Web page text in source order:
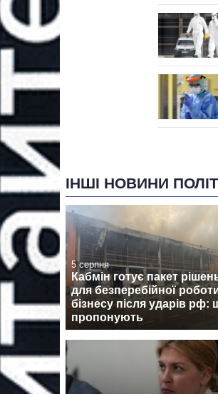
ІНШІ НОВИНИ
5 серпня
Кабмін готує пакет
для безперебійної
бізнесу після ударів рф:
пропонують